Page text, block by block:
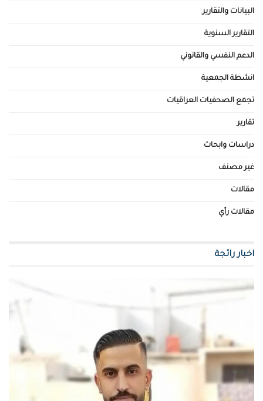
البيانات والتقارير
التقارير السنوية
الدعم النفسي والقانوني
انشطة الجمعية
تجمع الصحفيات العراقيات
تقارير
دراسات وابحاث
غير مصنف
مقالات
مقالات رأي
اخبار رائجة